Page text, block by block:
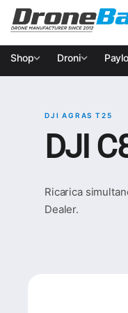
Salta alla navigazione
Salta al contenuto
Shop Droni
DJI AGRAS T25
DJI
Ricarica
Dealer.